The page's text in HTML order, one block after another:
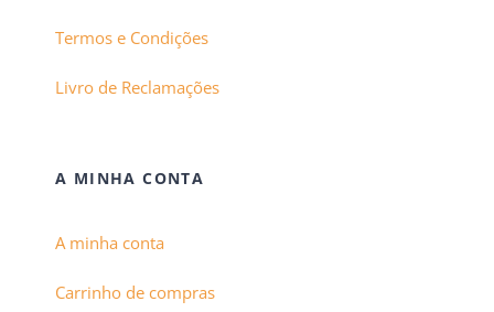
Termos e Condições
Livro de Reclamações
A MINHA CONTA
A minha conta
Carrinho de compras